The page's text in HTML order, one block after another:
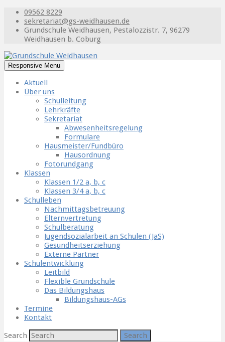
09562 8229
sekretariat@gs-weidhausen.de
Grundschule Weidhausen, Pestalozzistr. 7, 96279
Weidhausen b. Coburg
Responsive Menu
Aktuell
Über uns
Schulleitung
Lehrkräfte
Sekretariat
Abwesenheitsregelung
Formulare
Hausmeister/Fundbüro
Hausordnung
Fotorundgang
Klassen
Klassen 1/2 a, b, c
Klassen 3/4 a, b, c
Schulleben
Nachmittagsbetreuung
Elternvertretung
Schulberatung
Jugendsozialarbeit an Schulen (JaS)
Gesundheitserziehung
Externe Partner
Schulentwicklung
Leitbild
Flexible Grundschule
Das Bildungshaus
Bildungshaus-AGs
Termine
Kontakt
Search